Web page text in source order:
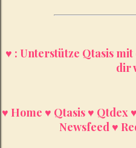
♥ : Unterstütze Qtasis
dir
♥ Home ♥ Qtasis♥ Qtdex
Newsfeed ♥